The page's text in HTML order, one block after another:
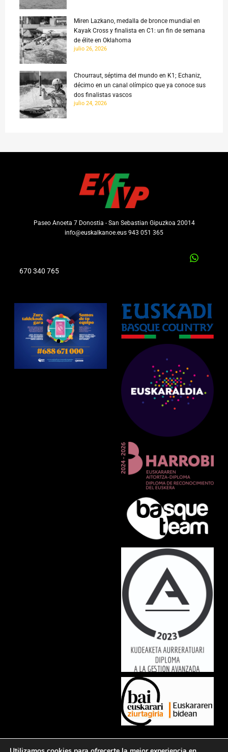
Miren Lazkano, medalla de bronce mundial en
Kayak Cross y finalista en C1: un fin de semana
de élite en Oklahoma
julio 26, 2026
Chourraut, séptima del mundo en K1; Echaniz,
décimo en un canal olímpico que ya conoce sus
dos finalistas vascos
julio 24, 2026
Paseo Anoeta 7 Donostia - San Sebastian Gipuzkoa 20014
info@euskalkanoe.eus 943 051 365
670 340 765